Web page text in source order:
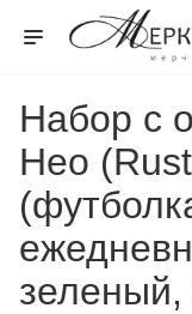
Набор с
Нео
зеленый,